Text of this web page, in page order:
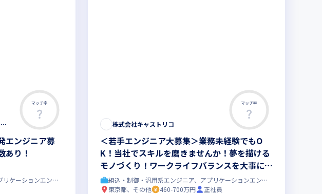
マッチ率
株式会社テクノプロ テクノプロ・エンジニアリング社
エンジニア募
あり！
組込・制御・汎用系エンジニア、アプリケーションエンジニア
マッチ率
株式会社キャストリコ
＜若手エンジニア大募集＞業務未経験でもO
K！当社でスキルを磨きませんか！夢を描ける
モノづくり！ワークライフバランスを大事にす
る会社です！
組込・制御・汎用系エンジニア、アプリケーションエンジニア
東京都、その他
460-700万円
正社員